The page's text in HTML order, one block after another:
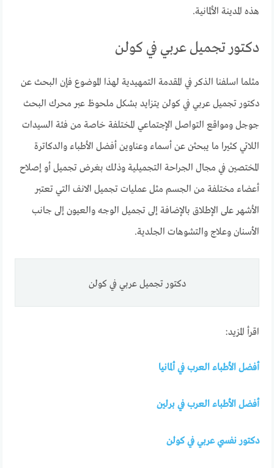
هذه المدينة الألمانية.
دكتور تجميل عربي في كولن
مثلما اسلفنا الذكر في المقدمة التمهيدية لهذا الموضوع فإن البحث عن
دكتور تجميل عربي في كولن يتزايد بشكل ملحوظ عبر محرك البحث
جوجل ومواقع التواصل الإجتماعي المختلفة خاصة من فئة السيدات
اللاتي كثيرا ما يبحثن عن أسماء وعناوين أفضل الأطباء والدكاترة
المختصين في مجال الجراحة التجميلية وذلك بغرض تجميل أو إصلاح
أعضاء مختلفة من الجسم مثل عمليات تجميل الانف التي تعتبر
الأشهر على الإطلاق بالإضافة إلى تجميل الوجه والعيون إلى جانب
الأسنان وعلاج والتشوهات الجلدية.
دكتور تجميل عربي في كولن
اقرأ المزيد:
أفضل الأطباء العرب في ألمانيا
أفضل الأطباء العرب في برلين
دكتور نفسي عربي في كولن